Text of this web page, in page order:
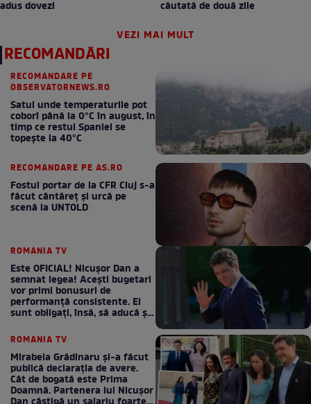
adus dovezi
căutată de două zile
VEZI MAI MULT
RECOMANDĂRI
RECOMANDARE PE
OBSERVATORNEWS.RO
Satul unde temperaturile pot
coborî până la 0°C în august, în
timp ce restul Spaniei se
topește la 40°C
RECOMANDARE PE AS.RO
Fostul portar de la CFR Cluj s-a
făcut cântăreţ şi urcă pe
scenă la UNTOLD
ROMANIA TV
Este OFICIAL! Nicușor Dan a
semnat legea! Acești bugetari
vor primi bonusuri de
performanță consistente. Ei
sunt obligați, însă, să aducă și
ROMANIA TV
Mirabela Grădinaru și-a făcut
publică declarația de avere.
Cât de bogată este Prima
Doamnă. Partenera lui Nicușor